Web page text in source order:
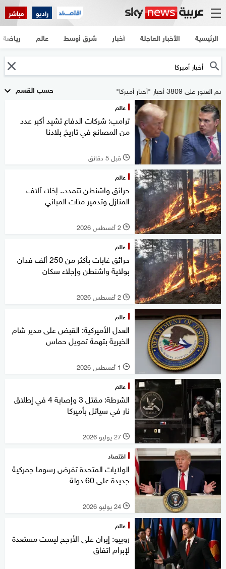
راديو مباشر
الرئيسية الأخبار العاجلة أخبار شرق أوسط عالم رياضة
حسب القسم تم العثور على 3809 أخبار "أخبار أميركا"
عالم
ترامب: شركات الدفاع تشيد أكبر عدد
من المصانع في تاريخ بلادنا
l قبل 5 دقائق
عالم
حرائق واشنطن تتمدد.. إخلاء آلاف
المنازل وتدمير مئات المباني
l 2 أغسطس 2026
عالم
حرائق غابات بأكثر من 250 ألف فدان
بولاية واشنطن وإجلاء سكان
l 2 أغسطس 2026
عالم
العدل الأميركية: القبض على مدير شام
الخيرية بتهمة تمويل حماس
l 1 أغسطس 2026
عالم
الشرطة: مقتل 3 وإصابة 4 في إطلاق
نار في سياتل بأميركا
l 27 يوليو 2026
اقتصاد
الولايات المتحدة تفرض رسوما جمركية
جديدة على 60 دولة
l 24 يوليو 2026
عالم
روبيو: إيران على الأرجح ليست مستعدة
لإبرام اتفاق